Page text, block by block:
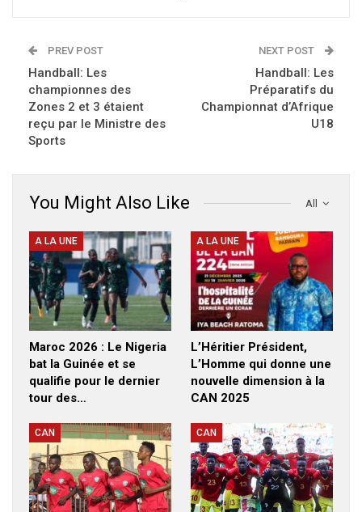
PREV POST
Handball: Les
championnes des
Zones 2 et 3 étaient
reçu par le Ministre des
Sports
NEXT POST
Handball: Les
Préparatifs du
Championnat d’Afrique
U18
All
You Might Also Like
A LA UNE
Maroc 2026 : Le Nigeria
bat la Guinée et se
qualifie pour le dernier
tour des…
A LA UNE
L’Héritier Président,
L’Homme qui donne une
nouvelle dimension à la
CAN 2025
CAN CAN